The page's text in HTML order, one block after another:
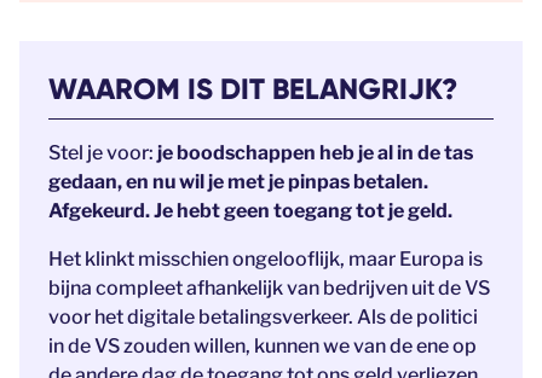
WAAROM IS DIT BELANGRIJK?
Stel je voor: je boodschappen heb je al in de tas
gedaan, en nu wil je met je pinpas betalen.
Afgekeurd. Je hebt geen toegang tot je geld.
Het klinkt misschien ongelooflijk, maar Europa is
bijna compleet afhankelijk van bedrijven uit de VS
voor het digitale betalingsverkeer. Als de politici
in de VS zouden willen, kunnen we van de ene op